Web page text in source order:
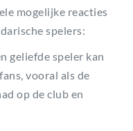
mogelijke reacties
spelers:
geliefde speler kan
vooral als de
op de club en